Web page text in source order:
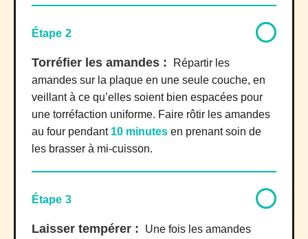
Étape 2
Torréfier les amandes :
Répartir les
amandes sur la plaque en une seule couche, en
veillant à ce qu’elles soient bien espacées pour
une torréfaction uniforme. Faire rôtir les amandes
au four pendant 10 minutes en prenant soin de
les brasser à mi-cuisson.
Étape 3
Laisser tempérer :
Une fois les amandes